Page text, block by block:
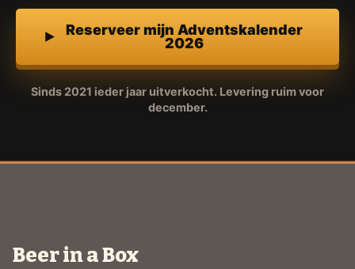
Reserveer mijn Adventskalender
2026
Sinds 2021 ieder jaar uitverkocht. Levering ruim voor
december.
Beer in a Box